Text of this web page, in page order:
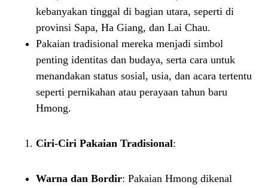
kebanyakan tinggal di bagian utara, seperti di
provinsi Sapa, Ha Giang, dan Lai Chau.
Pakaian tradisional mereka menjadi simbol
penting identitas dan budaya, serta cara untuk
menandakan status sosial, usia, dan acara tertentu
seperti pernikahan atau perayaan tahun baru
Hmong.
Ciri-Ciri Pakaian Tradisional:
Warna dan Bordir: Pakaian Hmong dikenal